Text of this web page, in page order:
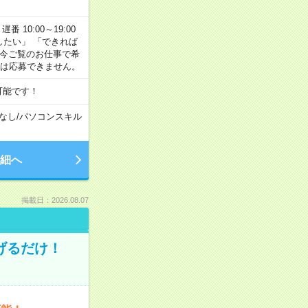
番 10:00～19:00
たい」 「できれば
ご覧のお仕事で希
応募できません。
です！
し/パソコンスキル
へ
掲載日：2026.08.07
だけ！